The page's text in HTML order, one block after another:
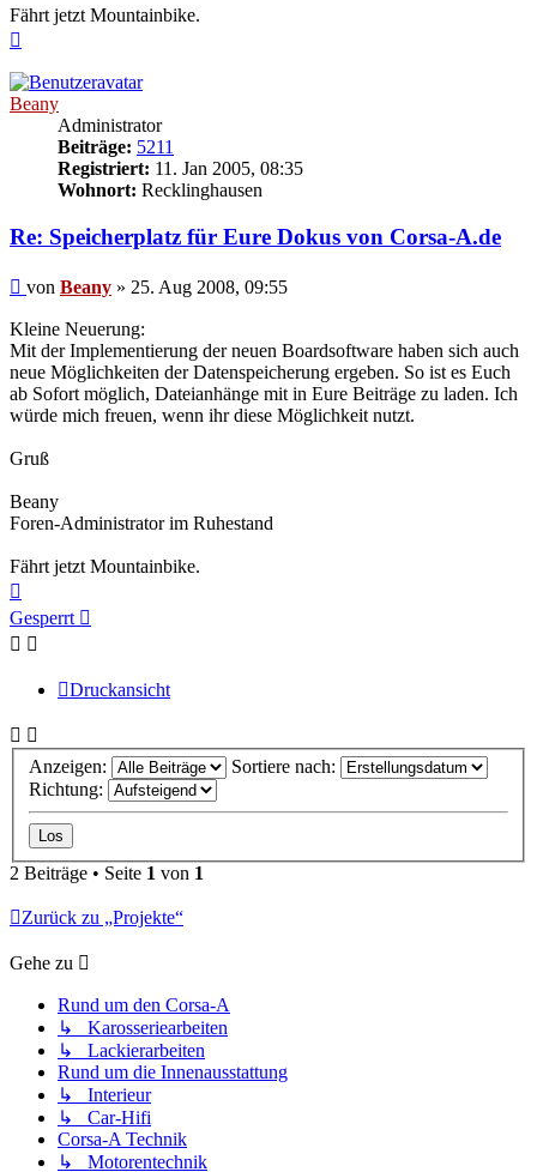
Fährt jetzt Mountainbike.
Beany
Administrator
Beiträge: 5211
Registriert: 11. Jan 2005, 08:35
Wohnort: Recklinghausen
Re: Speicherplatz für Eure Dokus von Corsa-A.de
Beitrag
von Beany » 25. Aug 2008, 09:55
Kleine Neuerung:
Mit der Implementierung der neuen Boardsoftware haben sich auch
neue Möglichkeiten der Datenspeicherung ergeben. So ist es Euch
ab Sofort möglich, Dateianhänge mit in Eure Beiträge zu laden. Ich
würde mich freuen, wenn ihr diese Möglichkeit nutzt.
Gruß
Beany
Foren-Administrator im Ruhestand
Fährt jetzt Mountainbike.
oben
Gesperrt
Druckansicht
Anzeigen:
Sortiere nach:
Richtung:
2 Beiträge • Seite 1 von 1
Zurück zu „Projekte“
Gehe zu
Rund um den Corsa-A
↳ Karosseriearbeiten
↳ Lackierarbeiten
Rund um die Innenausstattung
↳ Interieur
↳ Car-Hifi
Corsa-A Technik
↳ Motorentechnik